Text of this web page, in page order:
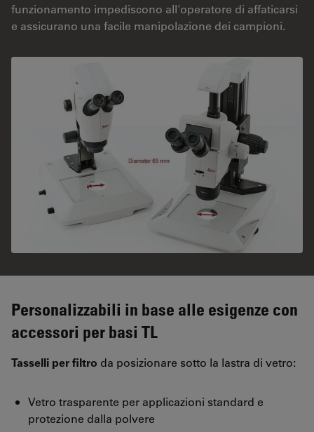
funzionamento impediscono all'operatore di affaticarsi
e assicurano una facile manipolazione dei campioni.
Personalizzabili in base alle esigenze con
accessori per basi TL
Tasselli per filtro da posizionare sotto la lastra di vetro:
Vetro trasparente per applicazioni standard e
protezione dalla polvere